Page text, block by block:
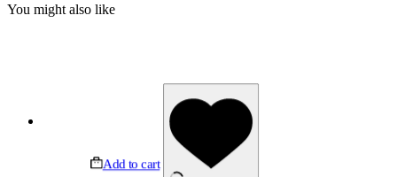
You might also like
Add to cart